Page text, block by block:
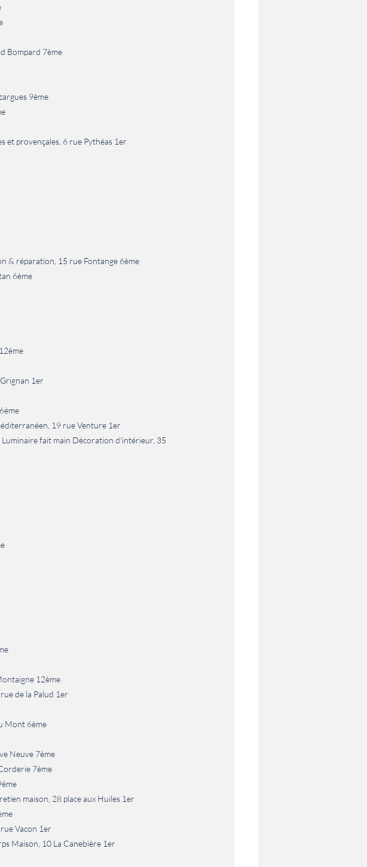
Bompard 7ème
9ème
et provençales, 6 rue Pythéas 1er
& réparation, 15 rue Fontange 6ème
6ème
1er
19 rue Venture 1er
fait main Décoration d'intérieur, 35
12ème
de la Palud 1er
Mont 6ème
Neuve 7ème
7ème
maison, 28 place aux Huiles 1er
Vacon 1er
Maison, 10 La Canebière 1er